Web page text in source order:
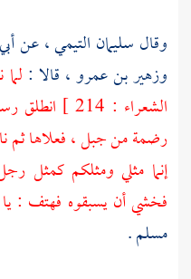
وقال سليمان التيمي ،عن
وزهير بن عمرو ، قالا :
الشعراء : 214
رضمة من جبل ، فعلاها ثم
إنما مثلي ومثلكم كمثل
فخشي أن يسبقوه فهتف :
مسلم.